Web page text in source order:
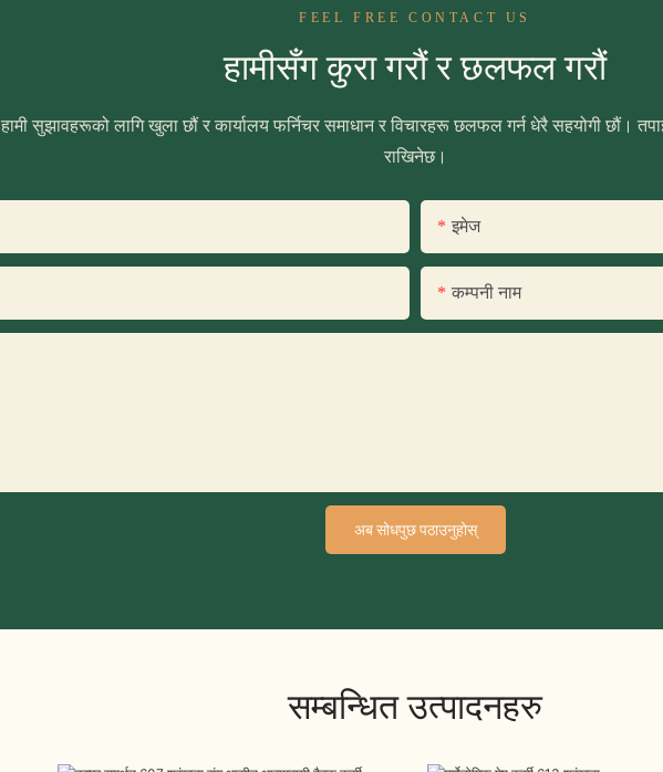
FEEL FREE CONTACT US
हामीसँग कुरा गरौं र छलफल गरौं
हामी सुझावहरूको लागि खुला छौं र कार्यालय फर्निचर समाधान र विचारहरू छलफल गर्न धेरै सहयोगी छौं।
राखिनेछ।
इमेज
कम्पनी नाम
अब सोधपुछ पठाउनुहोस्
सम्बन्धित उत्पादनहरु